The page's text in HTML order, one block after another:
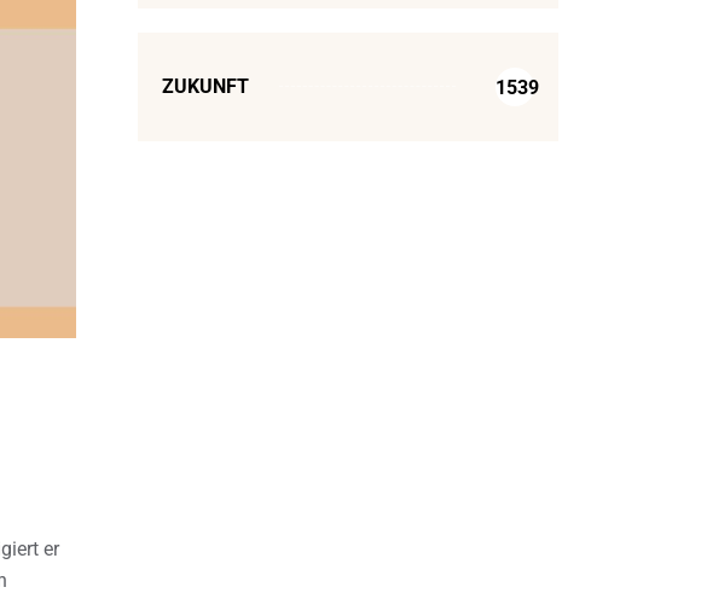
er
ZUKUNFT 1539